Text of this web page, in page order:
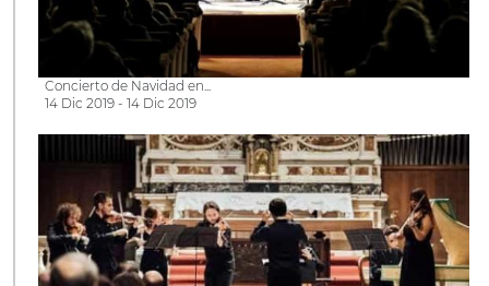
Concierto de Navidad en...
14 Dic 2019 - 14 Dic 2019